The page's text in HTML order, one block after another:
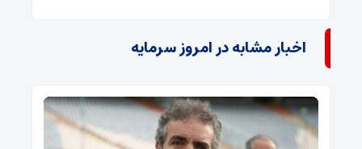
اخبار مشابه در امروز سرمایه